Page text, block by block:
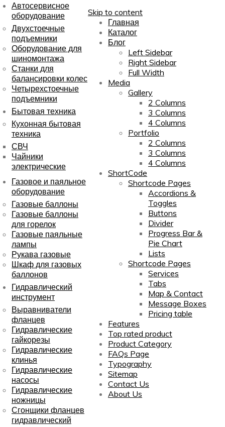
Skip to content
Главная
Каталог
Блог
Left Sidebar
Right Sidebar
Full Width
Media
Gallery
2 Columns
3 Columns
4 Columns
Portfolio
2 Columns
3 Columns
4 Columns
ShortCode
Shortcode Pages
Accordions &
Toggles
Buttons
Divider
Progress Bar &
Pie Chart
Lists
Shortcode Pages
Services
Tabs
Map & Contact
Message Boxes
Pricing table
Features
Top rated product
Product Category
FAQs Page
Typography
Sitemap
Contact Us
About Us
Автосервисное
оборудование
Двухстоечные
подъемники
Оборудование для
шиномонтажа
Станки для
балансировки колес
Четырехстоечные
подъемники
Бытовая техника
Кухонная бытовая
техника
СВЧ
Чайники
электрические
Газовое и паяльное
оборудование
Газовые баллоны
Газовые баллоны
для горелок
Газовые паяльные
лампы
Рукава газовые
Шкаф для газовых
баллонов
Гидравлический
инструмент
Выравниватели
фланцев
Гидравлические
гайкорезы
Гидравлические
клинья
Гидравлические
насосы
Гидравлические
ножницы
Сгонщики фланцев
гидравлический